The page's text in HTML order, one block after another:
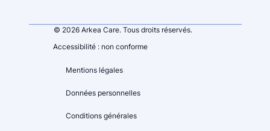
© 2026 Arkea Care. Tous droits réservés.
Accessibilité : non conforme
Mentions légales
Données personnelles
Conditions générales